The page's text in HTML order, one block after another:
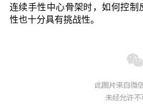
连续手性中心骨架时，如何控制
性也十分具有挑战性。